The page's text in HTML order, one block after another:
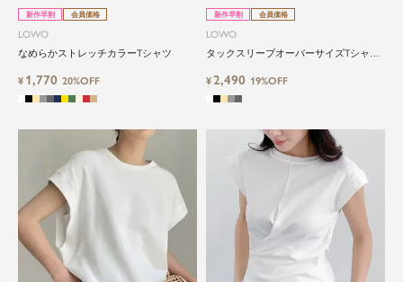
新作早割 会員価格
LOWO
なめらかストレッチカラーTシャツ
¥ 1,770 20%OFF
新作早割 会員価格
LOWO
タックスリーブオーバーサイズTシャツ
¥2,490 19%OFF